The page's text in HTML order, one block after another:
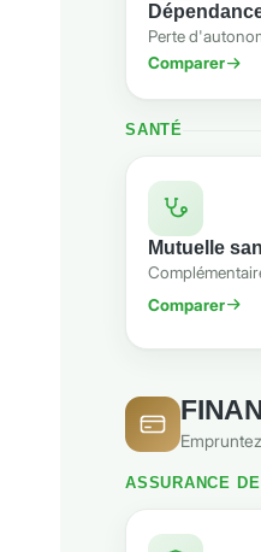
Perte
Comparer
SANTÉ
Mutuelle
Comparer
ASSURANCE